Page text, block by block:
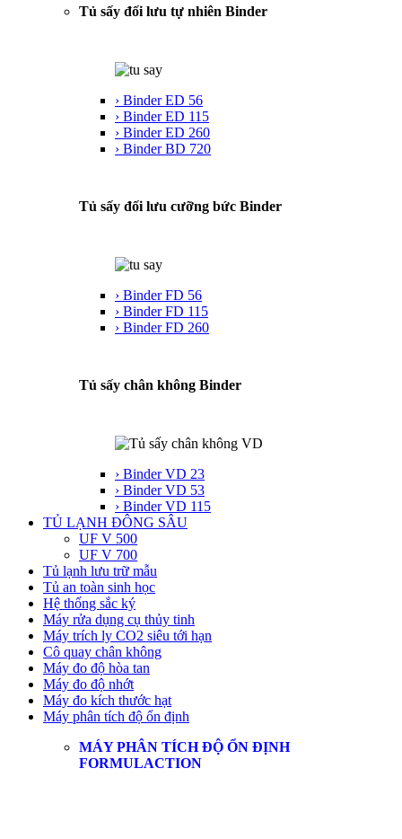
Tủ sấy đối lưu tự nhiên Binder
› Binder ED 56
› Binder ED 115
› Binder ED 260
› Binder BD 720
Tủ sấy đối lưu cưỡng bức Binder
› Binder FD 56
› Binder FD 115
› Binder FD 260
Tủ sấy chân không Binder
› Binder VD 23
› Binder VD 53
› Binder VD 115
TỦ LẠNH ĐÔNG SÂU
UF V 500
UF V 700
Tủ lạnh lưu trữ mẫu
Tủ an toàn sinh học
Hệ thống sắc ký
Máy rửa dụng cụ thủy tinh
Máy trích ly CO2 siêu tới hạn
Cô quay chân không
Máy đo độ hòa tan
Máy đo độ nhớt
Máy đo kích thước hạt
Máy phân tích độ ổn định
MÁY PHÂN TÍCH ĐỘ ỔN ĐỊNH
FORMULACTION